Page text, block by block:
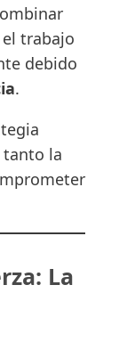
trabajo
debido
.
tanto la
La